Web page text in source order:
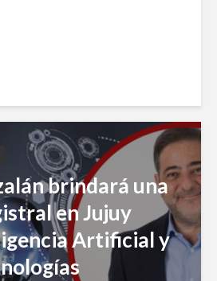
brindará una
en Jujuy
Artificial y